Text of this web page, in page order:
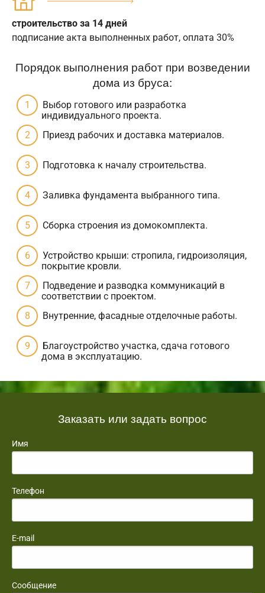
строительство за 14 дней
подписание акта выполненных работ, оплата 30%
Порядок выполнения работ при возведении
дома из бруса:
Выбор готового или разработка
индивидуального проекта.
Приезд рабочих и доставка материалов.
Подготовка к началу строительства.
Заливка фундамента выбранного типа.
Сборка строения из домокомплекта.
Устройство крыши: стропила, гидроизоляция,
покрытие кровли.
Подведение и разводка коммуникаций в
соответствии с проектом.
Внутренние, фасадные отделочные работы.
Благоустройство участка, сдача готового
дома в эксплуатацию.
Заказать или задать вопрос
Имя
Телефон
E-mail
Сообщение